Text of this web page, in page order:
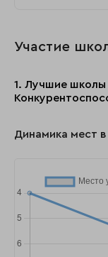
Участие
1. Лучшие школы
Динамика мест в